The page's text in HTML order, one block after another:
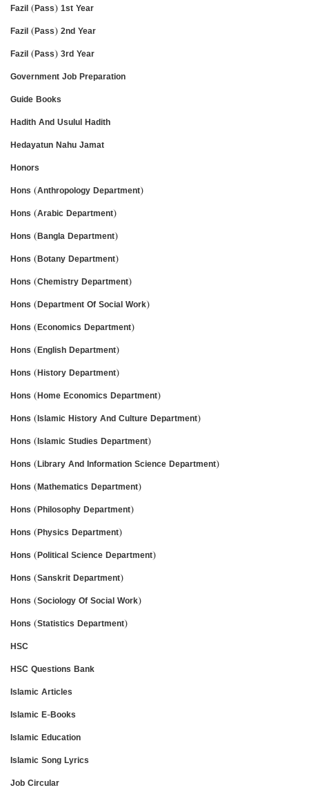
Fazil (Pass) 1st Year
Fazil (Pass) 2nd Year
Fazil (Pass) 3rd Year
Government Job Preparation
Guide Books
Hadith And Usulul Hadith
Hedayatun Nahu Jamat
Honors
Hons (Anthropology Department)
Hons (Arabic Department)
Hons (Bangla Department)
Hons (Botany Department)
Hons (Chemistry Department)
Hons (Department Of Social Work)
Hons (Economics Department)
Hons (English Department)
Hons (History Department)
Hons (Home Economics Department)
Hons (Islamic History And Culture Department)
Hons (Islamic Studies Department)
Hons (Library And Information Science Department)
Hons (Mathematics Department)
Hons (Philosophy Department)
Hons (Physics Department)
Hons (Political Science Department)
Hons (Sanskrit Department)
Hons (Sociology Of Social Work)
Hons (Statistics Department)
HSC
HSC Questions Bank
Islamic Articles
Islamic E-Books
Islamic Education
Islamic Song Lyrics
Job Circular